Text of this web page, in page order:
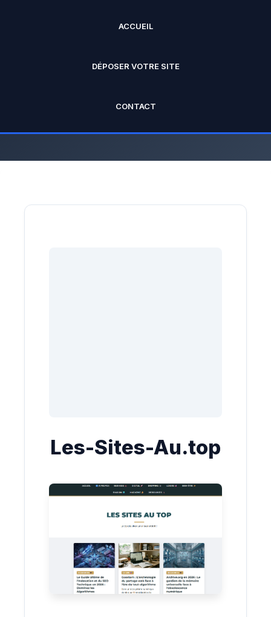
ACCUEIL
DÉPOSER VOTRE SITE
CONTACT
ANNUAIRE PRO
Les-Sites-Au.top